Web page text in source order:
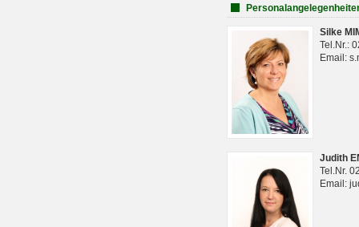
Silke
Tel.Nr.:
Email:
Judith
Tel.Nr.
Email: